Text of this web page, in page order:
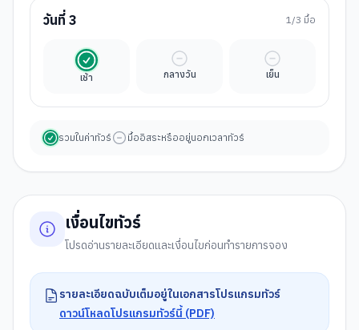
วันที่ 3 1/3 มื้อ
เช้า
รวมในค่าทัวร์
กลางวัน
มื้ออิสระ
เย็น
มื้ออิสระ
รวมในค่าทัวร์ มื้ออิสระหรืออยู่นอกเวลาทัวร์
เงื่อนไขทัวร์
โปรดอ่านรายละเอียดและเงื่อนไขก่อนทำรายการจอง
รายละเอียดฉบับเต็มอยู่ในเอกสารโปรแกรมทัวร์
ดาวน์โหลดโปรแกรมทัวร์นี้ (PDF)